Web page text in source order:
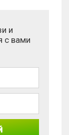
и
с вами